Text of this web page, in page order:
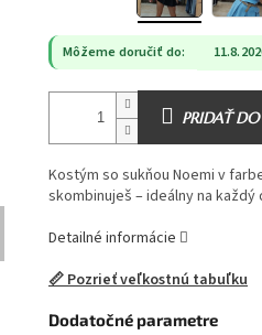
Môžeme doručiť do:
PRIDAŤ
Kostým so sukňou Noemi v
skombinuješ – ideálny na každý
Detailné informácie
📏 Pozrieť veľkostnú tabuľku
Dodatočné parametre